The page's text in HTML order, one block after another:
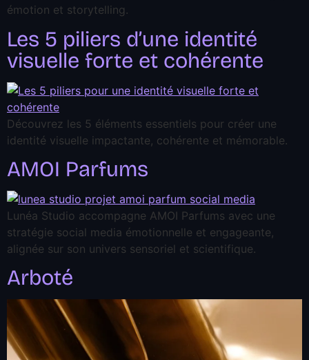
émotion et storytelling.
Les 5 piliers d’une identité
visuelle forte et cohérente
Découvrez les 5 éléments essentiels pour créer une
identité visuelle impactante, cohérente et mémorable.
AMOI Parfums
Lunéa Studio accompagne AMOI Parfums avec une
stratégie social media émotionnelle et engageante,
alignée sur son univers sensoriel et scientifique.
Arboté